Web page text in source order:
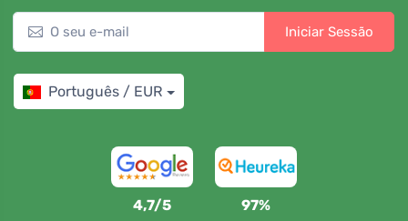
Iniciar Sessão
Português / EUR
4,7/5 97%